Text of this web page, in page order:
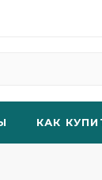
КАК